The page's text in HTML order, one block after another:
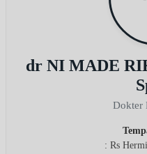
dr NI MADE
Dokter
: Rs